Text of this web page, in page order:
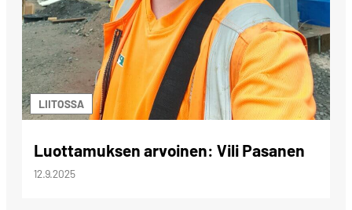
LIITOSSA
Luottamuksen arvoinen: Vili Pasanen
12.9.2025